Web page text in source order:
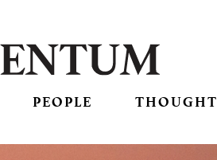
PEOPLE THOUGHT